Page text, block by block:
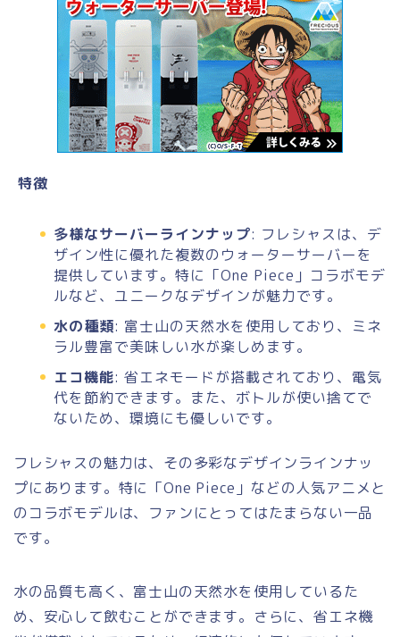
特徴
多様なサーバーラインナップ: フレシャスは、デ
ザイン性に優れた複数のウォーターサーバーを
提供しています。特に「One Piece」コラボモデ
ルなど、ユニークなデザインが魅力です。
水の種類: 富士山の天然水を使用しており、ミネ
ラル豊富で美味しい水が楽しめます。
エコ機能: 省エネモードが搭載されており、電気
代を節約できます。また、ボトルが使い捨てで
ないため、環境にも優しいです。
フレシャスの魅力は、その多彩なデザインラインナッ
プにあります。特に「One Piece」などの人気アニメと
のコラボモデルは、ファンにとってはたまらない一品
です。
水の品質も高く、富士山の天然水を使用しているた
め、安心して飲むことができます。さらに、省エネ機